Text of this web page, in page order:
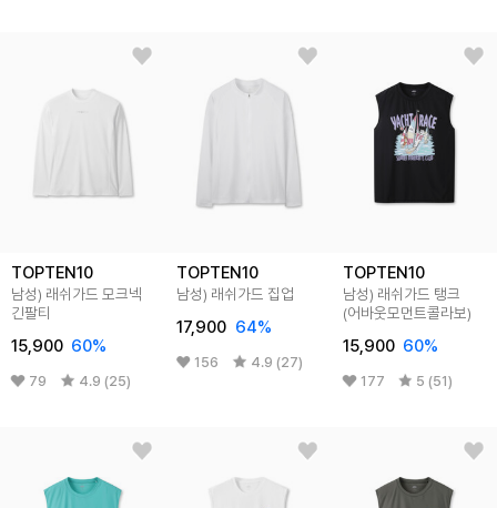
TOPTEN10
남성) 래쉬가드 모크넥
긴팔티
15,900 60%
79 4.9 (25)
TOPTEN10
남성) 래쉬가드 집업
17,900 64%
156 4.9 (27)
TOPTEN10
남성) 래쉬가드 탱크
(어바웃모먼트콜라보)
15,900 60%
177 5 (51)